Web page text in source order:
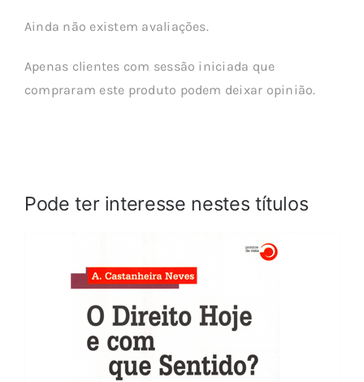
Ainda não existem avaliações.
Apenas clientes com sessão iniciada que
compraram este produto podem deixar opinião.
Pode ter interesse nestes títulos